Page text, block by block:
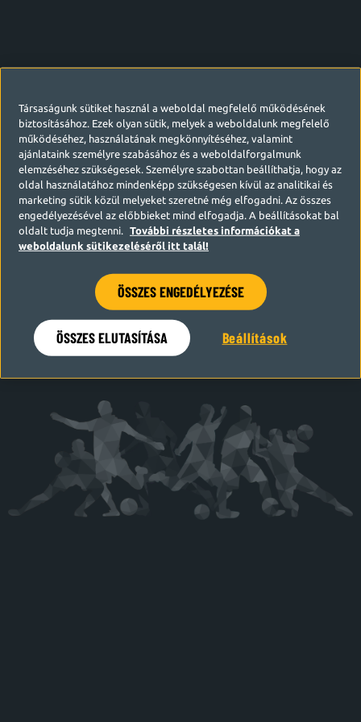
Hamarosan visszatérünk
Társaságunk sütiket használ a weboldal megfelelő működésének
biztosításához. Ezek olyan sütik, melyek a weboldalunk megfelelő
működéséhez, használatának megkönnyítéséhez, valamint
ajánlataink személyre szabásához és a weboldalforgalmunk
elemzéséhez szükségesek. Személyre szabottan beállíthatja, hogy az
oldal használatához mindenképp szükségesen kívül az analitikai és
marketing sütik közül melyeket szeretné még elfogadni. Az összes
engedélyezésével az előbbieket mind elfogadja. A beállításokat bal
oldalt tudja megtenni.
További részletes információkat a
weboldalunk sütikezeléséről itt talál!
ÖSSZES ENGEDÉLYEZÉSE
ÖSSZES ELUTASÍTÁSA Beállítások